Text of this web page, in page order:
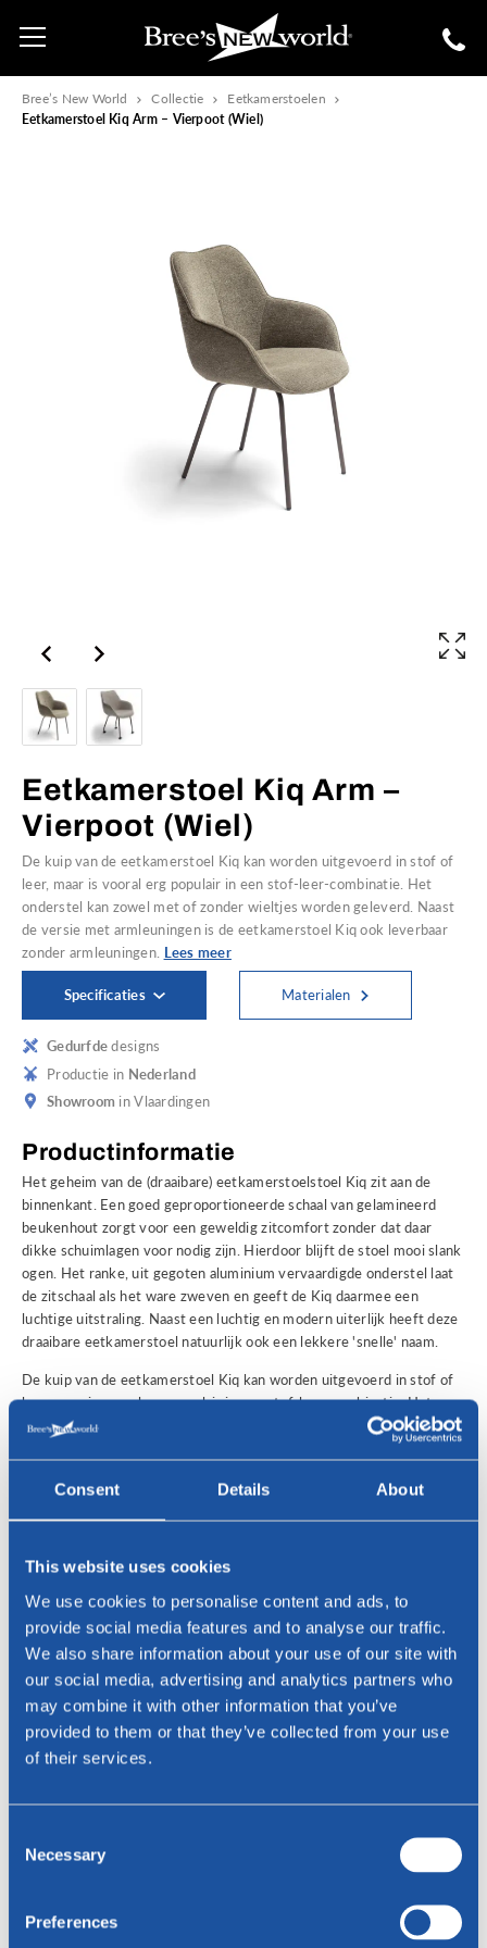
Consent Details About
This website uses cookies
We use cookies to personalise content and ads, to
provide social media features and to analyse our traffic.
We also share information about your use of our site with
our social media, advertising and analytics partners who
may combine it with other information that you’ve
provided to them or that they’ve collected from your use
of their services.
Selection
Necessary
Preferences
Bree’s New World Collectie
Eetkamerstoelen
Eetkamerstoel Kiq Arm – Vierpoot (Wiel)
Eetkamerstoel Kiq Arm –
Vierpoot (Wiel)
De kuip van de eetkamerstoel Kiq kan worden uitgevoerd in stof of
leer, maar is vooral erg populair in een stof-leer-combinatie. Het
onderstel kan zowel met of zonder wieltjes worden geleverd. Naast
de versie met armleuningen is de eetkamerstoel Kiq ook leverbaar
zonder armleuningen. Lees meer
Specificaties Materialen
Gedurfdedesigns
Productie in Nederland
Showroom in Vlaardingen
Productinformatie
Het geheim van de (draaibare) eetkamerstoelstoel Kiq zit aan de
binnenkant. Een goed geproportioneerde schaal van gelamineerd
beukenhout zorgt voor een geweldig zitcomfort zonder dat daar
dikke schuimlagen voor nodig zijn. Hierdoor blijft de stoel mooi slank
ogen. Het ranke, uit gegoten aluminium vervaardigde onderstel laat
de zitschaal als het ware zweven en geeft de Kiq daarmee een
luchtige uitstraling. Naast een luchtig en modern uiterlijk heeft deze
draaibare eetkamerstoel natuurlijk ook een lekkere 'snelle' naam.
De kuip van de eetkamerstoel Kiq kan worden uitgevoerd in stof of
leer, maar is vooral erg populair in een stof-leer-combinatie. Het
onderstel kan met of zonder wieltjes worden geleverd. Naast de
versie met armleuningen is de eetkamerstoel Kiq ook leverbaar
hetcontactformulierin. Daarnaast kunt u inspiratie opdoen in onze
eigen Bree's New Worldshowroomin Vlaardingen, waar u een
uitgebreide selectie van onze collectie design meubels kunt bekijken
en testen. U bent van harte welkom!
Geïnteresseerd?
Voor vragen of het vinden van een Bree's New World dealer bij u in
de regio, neem gerust contact met ons op!
Telefoon